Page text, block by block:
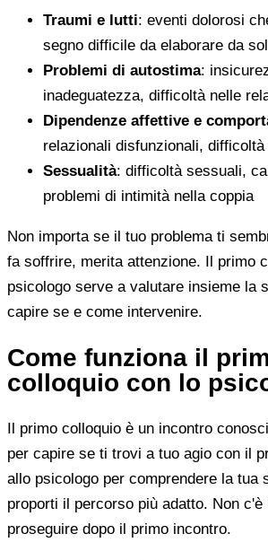
Traumi e lutti: eventi dolorosi
segno difficile da elaborare da
Problemi di autostima:
inadeguatezza, difficoltà nelle
Dipendenze affettive e
relazionali disfunzionali,
Sessualità: difficoltà sessuali,
problemi di intimità nella coppia
Non importa se il tuo problema ti
fa soffrire, merita attenzione. Il primo
psicologo serve a valutare insieme la
capire se e come intervenire.
Come funziona il
colloquio con lo
Il primo colloquio è un incontro
per capire se ti trovi a tuo agio con il
allo psicologo per comprendere la tua
proporti il percorso più adatto. Non c'è
proseguire dopo il primo incontro.